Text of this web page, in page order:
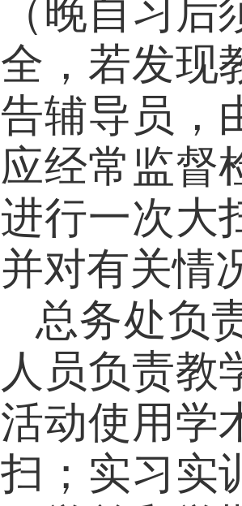
（晚自习
全， 若发现
告辅导员，
应经常监督
进行一次大
并对有关情
总务处负
人员负责教
活动使用学
扫；实习实